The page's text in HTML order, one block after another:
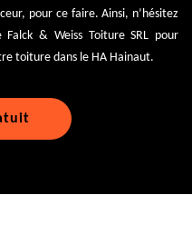
pour ce faire. Ainsi, n’hésitez
& Weiss Toiture SRL pour
toiture dans le HA Hainaut.